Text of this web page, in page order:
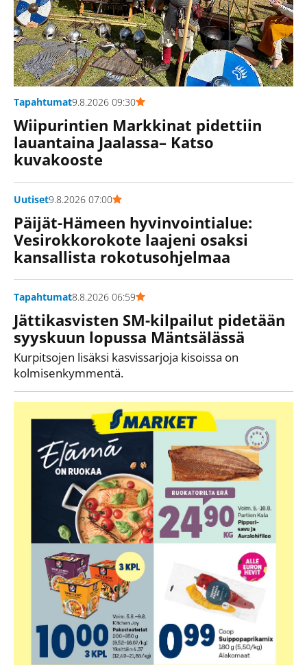
Tapahtumat9.8.2026 09:30
Wiipurintien Markkinat pidettiin
lauantaina Jaalassa– Katso
kuvakooste
Uutiset9.8.2026 07:00
Päijät-Hämeen hyvinvointialue:
Vesirokkorokote laajeni osaksi
kansallista rokotusohjelmaa
Tapahtumat8.8.2026 06:59
Jättikasvisten SM-kilpailut pidetään
syyskuun lopussa Mäntsälässä
Kurpitsojen lisäksi kasvissarjoja kisoissa on
kolmisenkymmentä.